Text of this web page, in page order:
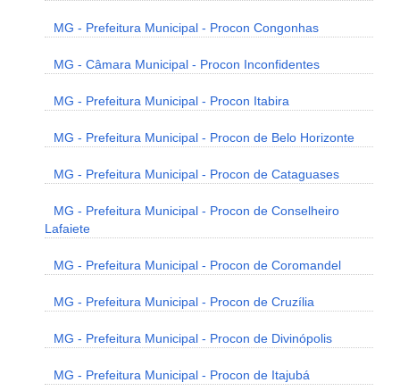
MG - Prefeitura Municipal - Procon Congonhas
MG - Câmara Municipal - Procon Inconfidentes
MG - Prefeitura Municipal - Procon Itabira
MG - Prefeitura Municipal - Procon de Belo Horizonte
MG - Prefeitura Municipal - Procon de Cataguases
MG - Prefeitura Municipal - Procon de Conselheiro
Lafaiete
MG - Prefeitura Municipal - Procon de Coromandel
MG - Prefeitura Municipal - Procon de Cruzília
MG - Prefeitura Municipal - Procon de Divinópolis
MG - Prefeitura Municipal - Procon de Itajubá